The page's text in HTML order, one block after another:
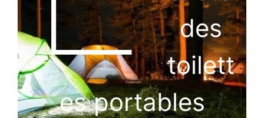
des
toilett
es portables